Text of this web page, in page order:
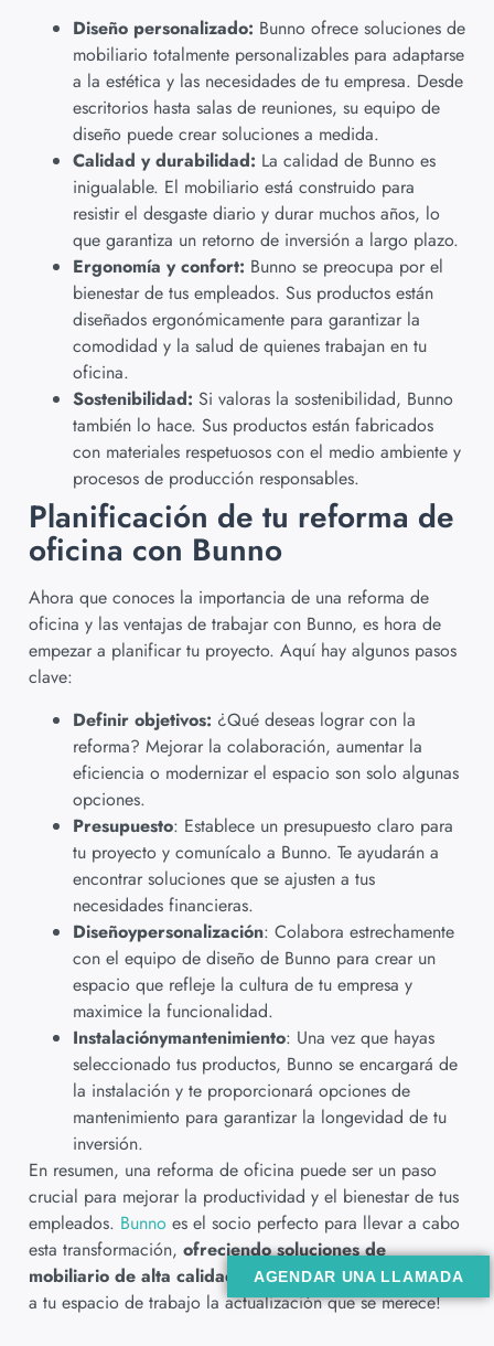
AGENDAR UNA LLAMADA
Diseño personalizado: Bunno ofrece soluciones de
mobiliario totalmente personalizables para adaptarse
a la estética y las necesidades de tu empresa. Desde
escritorios hasta salas de reuniones, su equipo de
diseño puede crear soluciones a medida.
Calidad y durabilidad: La calidad de Bunno es
inigualable. El mobiliario está construido para
resistir el desgaste diario y durar muchos años, lo
que garantiza un retorno de inversión a largo plazo.
Ergonomía y confort: Bunno se preocupa por el
bienestar de tus empleados. Sus productos están
diseñados ergonómicamente para garantizar la
comodidad y la salud de quienes trabajan en tu
oficina.
Sostenibilidad: Si valoras la sostenibilidad, Bunno
también lo hace. Sus productos están fabricados
con materiales respetuosos con el medio ambiente y
procesos de producción responsables.
Planificación de tu reforma de
oficina con Bunno
Ahora que conoces la importancia de una reforma de
oficina y las ventajas de trabajar con Bunno, es hora de
empezar a planificar tu proyecto. Aquí hay algunos pasos
clave:
Definir objetivos: ¿Qué deseas lograr con la
reforma? Mejorar la colaboración, aumentar la
eficiencia o modernizar el espacio son solo algunas
opciones.
Presupuesto: Establece un presupuesto claro para
tu proyecto y comunícalo a Bunno. Te ayudarán a
encontrar soluciones que se ajusten a tus
necesidades financieras.
Diseñoypersonalización: Colabora estrechamente
con el equipo de diseño de Bunno para crear un
espacio que refleje la cultura de tu empresa y
maximice la funcionalidad.
Instalaciónymantenimiento: Una vez que hayas
seleccionado tus productos, Bunno se encargará de
la instalación y te proporcionará opciones de
mantenimiento para garantizar la longevidad de tu
inversión.
En resumen, una reforma de oficina puede ser un paso
crucial para mejorar la productividad y el bienestar de tus
empleados. Bunno es el socio perfecto para llevar a cabo
esta transformación, ofreciendo soluciones de
mobiliario de alta calidad
. ¡No esperes más para darle
a tu espacio de trabajo la actualización que se merece!